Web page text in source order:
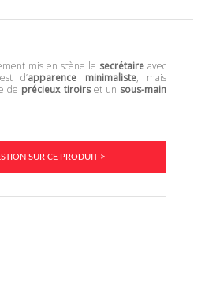
mis en scène le secrétaireavec
d’apparence minimaliste, mais
de précieux tiroirset un sous-main
SUR CE PRODUIT >